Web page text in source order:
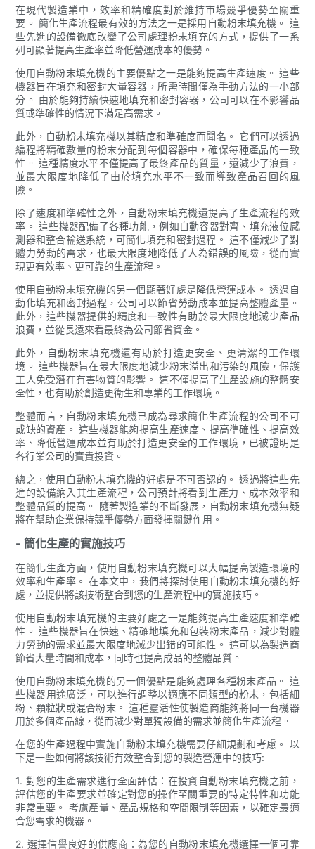
在現代製造業中，效率和精確度對於維持市場競爭優勢至關重
要。 簡化生產流程最有效的方法之一是採用自動粉末填充機。 這
些先進的設備徹底改變了公司處理粉末填充的方式，提供了一系
列可顯著提高生產率並降低營運成本的優勢。
使用自動粉末填充機的主要優點之一是能夠提高生產速度。 這些
機器旨在填充和密封大量容器，所需時間僅為手動方法的一小部
分。 由於能夠持續快速地填充和密封容器，公司可以在不影響品
質或準確性的情況下滿足高需求。
此外，自動粉末填充機以其精度和準確度而聞名。 它們可以透過
編程將精確數量的粉末分配到每個容器中，確保每種產品的一致
性。 這種精度水平不僅提高了最終產品的質量，還減少了浪費，
並最大限度地降低了由於填充水平不一致而導致產品召回的風
險。
除了速度和準確性之外，自動粉末填充機還提高了生產流程的效
率。 這些機器配備了各種功能，例如自動容器對齊、填充液位感
測器和整合輸送系統，可簡化填充和密封過程。 這不僅減少了對
體力勞動的需求，也最大限度地降低了人為錯誤的風險，從而實
現更有效率、更可靠的生產流程。
使用自動粉末填充機的另一個顯著好處是降低營運成本。 透過自
動化填充和密封過程，公司可以節省勞動成本並提高整體產量。
此外，這些機器提供的精度和一致性有助於最大限度地減少產品
浪費，並從長遠來看最終為公司節省資金。
此外，自動粉末填充機還有助於打造更安全、更清潔的工作環
境。 這些機器旨在最大限度地減少粉末溢出和污染的風險，保護
工人免受潛在有害物質的影響。 這不僅提高了生產設施的整體安
全性，也有助於創造更衛生和專業的工作環境。
整體而言，自動粉末填充機已成為尋求簡化生產流程的公司不可
或缺的資產。 這些機器能夠提高生產速度、提高準確性、提高效
率、降低營運成本並有助於打造更安全的工作環境，已被證明是
各行業公司的寶貴投資。
總之，使用自動粉末填充機的好處是不可否認的。 透過將這些先
進的設備納入其生產流程，公司預計將看到生產力、成本效率和
整體品質的提高。 隨著製造業的不斷發展，自動粉末填充機無疑
將在幫助企業保持競爭優勢方面發揮關鍵作用。
- 簡化生產的實施技巧
在簡化生產方面，使用自動粉末填充機可以大幅提高製造環境的
效率和生產率。 在本文中，我們將探討使用自動粉末填充機的好
處，並提供將該技術整合到您的生產流程中的實施技巧。
使用自動粉末填充機的主要好處之一是能夠提高生產速度和準確
性。 這些機器旨在快速、精確地填充和包裝粉末產品，減少對體
力勞動的需求並最大限度地減少出錯的可能性。 這可以為製造商
節省大量時間和成本，同時也提高成品的整體品質。
使用自動粉末填充機的另一個優點是能夠處理各種粉末產品。 這
些機器用途廣泛，可以進行調整以適應不同類型的粉末，包括細
粉、顆粒狀或混合粉末。 這種靈活性使製造商能夠將同一台機器
用於多個產品線，從而減少對單獨設備的需求並簡化生產流程。
在您的生產過程中實施自動粉末填充機需要仔細規劃和考慮。 以
下是一些如何將該技術有效整合到您的製造營運中的技巧:
1. 對您的生產需求進行全面評估：在投資自動粉末填充機之前，
評估您的生產要求並確定對您的操作至關重要的特定特性和功能
非常重要。 考慮產量、產品規格和空間限制等因素，以確定最適
合您需求的機器。
2. 選擇信譽良好的供應商：為您的自動粉末填充機選擇一個可靠